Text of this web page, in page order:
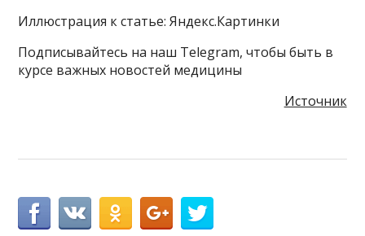
Иллюстрация к статье: Яндекс.Картинки
Подписывайтесь на наш Telegram, чтобы быть в
курсе важных новостей медицины
Источник